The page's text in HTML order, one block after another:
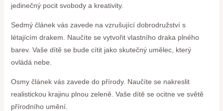
jedinečný pocit svobody a kreativity.
Sedmý článek vás zavede na vzrušující dobrodružství s
létajícím drakem. Naučíte se vytvořit vlastního draka plného
barev. Vaše dítě se bude cítit jako skutečný umělec, který
ovládá nebe.
Osmy článek vás zavede do přírody. Naučíte se nakreslit
realistickou krajinu plnou zeleně. Vaše dítě se ocitne ve světě
přírodního umění.